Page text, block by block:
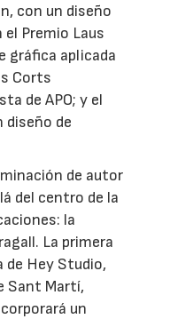
con un diseño
el Premio Laus
gráfica aplicada
Corts
de APO; y el
diseño de
de autor
del centro de la
la
La primera
de Hey Studio,
Sant Martí,
un